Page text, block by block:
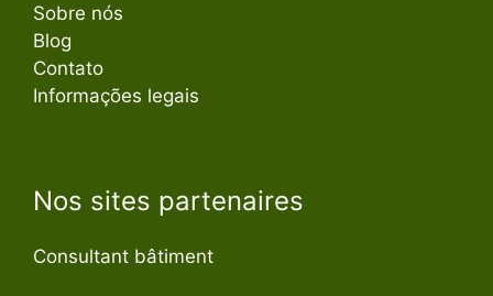
Sobre nós
Blog
Contato
Informações legais
Nos sites partenaires
Consultant bâtiment